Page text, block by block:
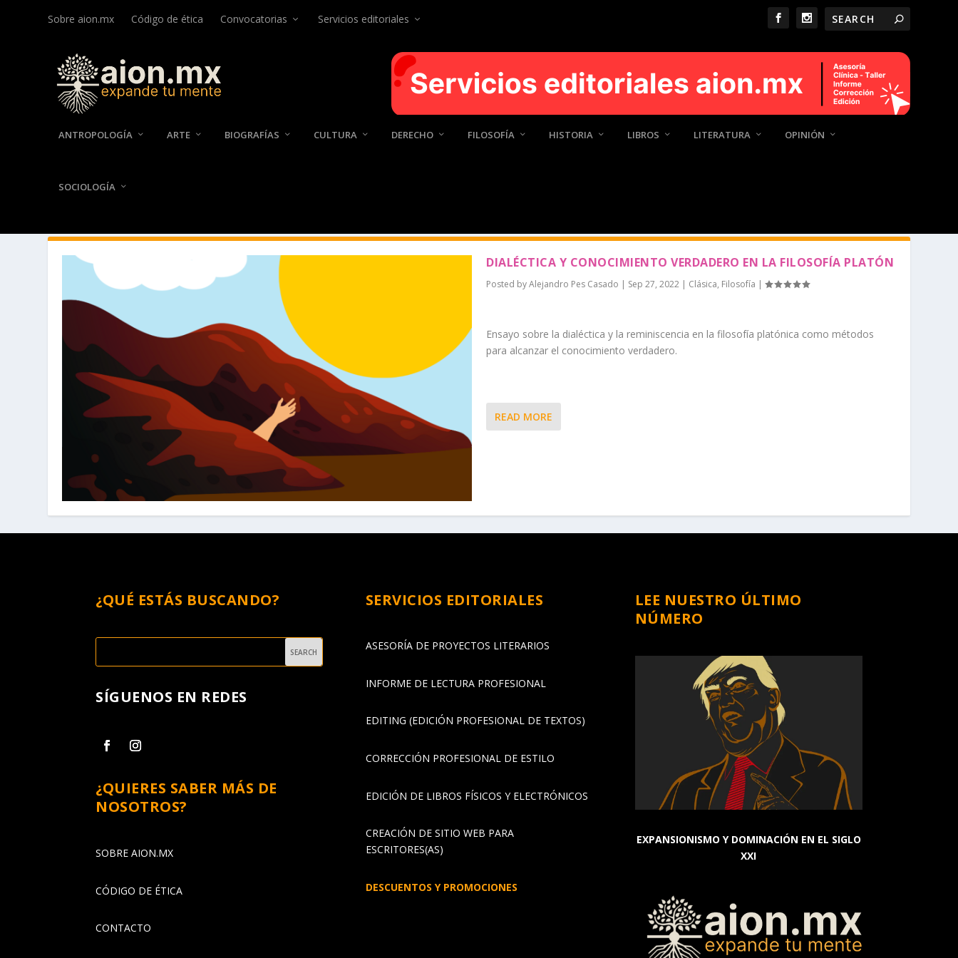
Sobre aion.mx Código de ética Convocatorias Servicios editoriales
ANTROPOLOGÍA ARTE BIOGRAFÍAS CULTURA DERECHO FILOSOFÍA HISTORIA LIBROS LITERATURA OPINIÓN
SOCIOLOGÍA
DIALÉCTICA Y CONOCIMIENTO VERDADERO EN LA FILOSOFÍA PLATÓN
Posted byAlejandro Pes Casado | Sep 27, 2022 | Clásica, Filosofía |
Ensayo sobre la dialéctica y la reminiscencia en la filosofía platónica como métodos
para alcanzar el conocimiento verdadero.
READ MORE
¿QUÉ ESTÁS BUSCANDO?
SÍGUENOS EN REDES
¿QUIERES SABER MÁS DE
NOSOTROS?
SOBRE AION.MX
CÓDIGO DE ÉTICA
CONTACTO
SERVICIOS EDITORIALES
ASESORÍA DE PROYECTOS LITERARIOS
INFORME DE LECTURA PROFESIONAL
EDITING (EDICIÓN PROFESIONAL DE TEXTOS)
CORRECCIÓN PROFESIONAL DE ESTILO
EDICIÓN DE LIBROS FÍSICOS Y ELECTRÓNICOS
CREACIÓN DE SITIO WEB PARA
ESCRITORES(AS)
DESCUENTOS Y PROMOCIONES
LEE NUESTRO ÚLTIMO
NÚMERO
EXPANSIONISMO Y DOMINACIÓN EN EL SIGLO
XXI